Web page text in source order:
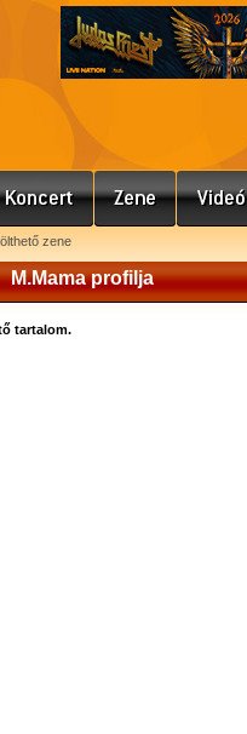
zene
M.Mama profilja
tartalom.